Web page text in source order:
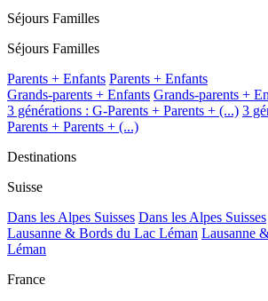
Séjours Familles
Séjours Familles
Parents + Enfants Parents + Enfants
Grands-parents + Enfants Grands-parents +
3 générations : G-Parents + Parents + (...) 3
Parents + Parents + (...)
Destinations
Suisse
Dans les Alpes Suisses Dans les Alpes Suisses
Lausanne & Bords du Lac Léman Lausanne
Léman
France